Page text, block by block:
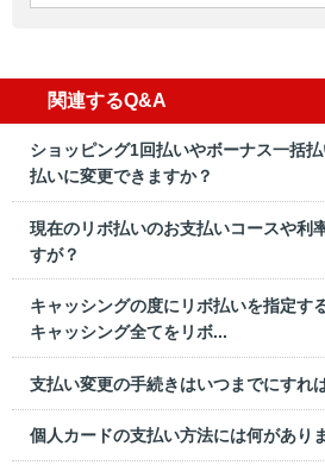
関連するQ&A
ショッピング1回払いやボーナス一括
払いに変更できますか？
現在のリボ払いのお支払いコースや利
すが？
キャッシングの度にリボ払いを指定す
キャッシング全てをリボ...
支払い変更の手続きはいつまでにすれ
個人カードの支払い方法には何があり